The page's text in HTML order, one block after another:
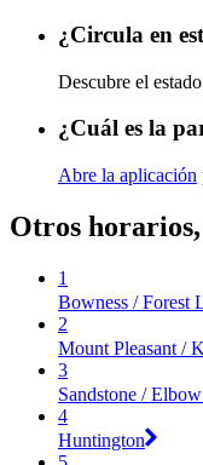
¿Circula en
Descubre el
¿Cuál es la
Abre la aplicación
Otros
1
Bowness / Forest
2
Mount Pleasant /
3
Sandstone /
4
Huntington